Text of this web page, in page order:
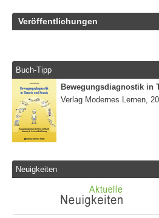
Veröffentlichungen
Buch-Tipp
Bewegungsdiagnostik in
Verlag Modernes Lernen,
Neuigkeiten